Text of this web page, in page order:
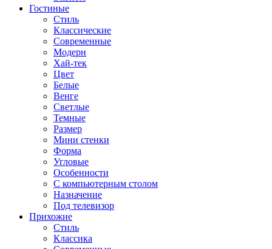
Гостиные
Стиль
Классические
Современные
Модерн
Хай-тек
Цвет
Белые
Венге
Светлые
Темные
Размер
Мини стенки
Форма
Угловые
Особенности
С компьютерным столом
Назначение
Под телевизор
Прихожие
Стиль
Классика